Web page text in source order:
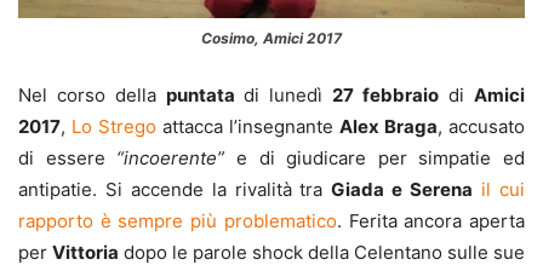
Cosimo, Amici 2017
Nel corso della puntata di lunedì 27 febbraio di Amici
2017, Lo Strego attacca l’insegnante Alex Braga, accusato
di essere “incoerente” e di giudicare per simpatie ed
antipatie. Si accende la rivalità traGiada e Serena il cui
rapporto è sempre più problematico. Ferita ancora aperta
per Vittoria dopo le parole shock della Celentano sulle sue